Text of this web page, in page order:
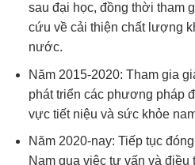
sau đại học, đồng thời tham
cứu về cải thiện chất lượng
nước.
Năm 2015-2020: Tham gia
phát triển các phương pháp
vực tiết niệu và sức khỏe
Năm 2020-nay: Tiếp tục
Nam qua việc tư vấn và điều